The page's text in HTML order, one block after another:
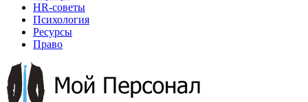
HR-советы
Психология
Ресурсы
Право